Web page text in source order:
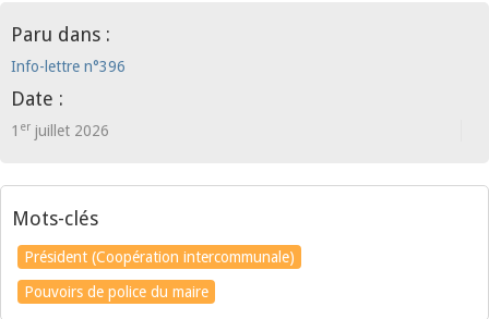
Paru dans :
Info-lettre n°396
Date :
1 er juillet 2026
Mots-clés
Président (Coopération intercommunale)
Pouvoirs de police du maire